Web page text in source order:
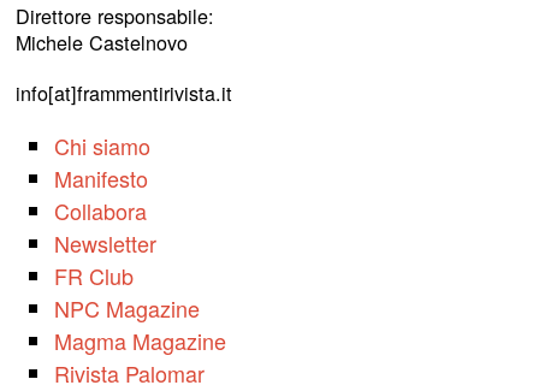
Direttore responsabile:
Michele Castelnovo
info[at]frammentirivista.it
Chi siamo
Manifesto
Collabora
Newsletter
FR Club
NPC Magazine
Magma Magazine
Rivista Palomar